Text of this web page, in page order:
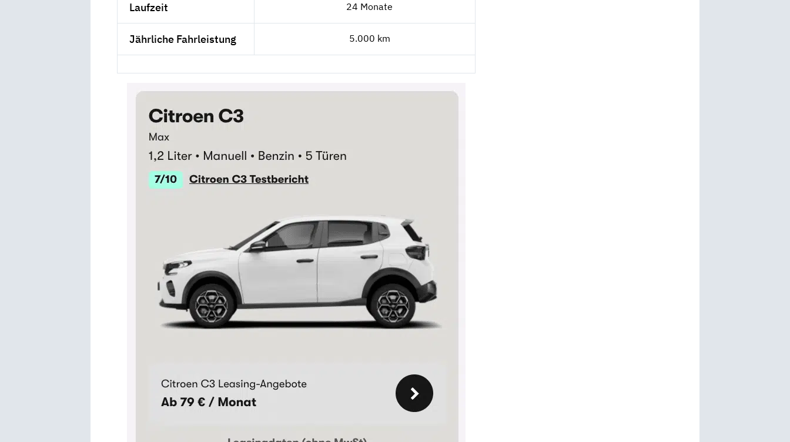
Laufzeit 24 Monate
Jährliche Fahrleistung 5.000 km